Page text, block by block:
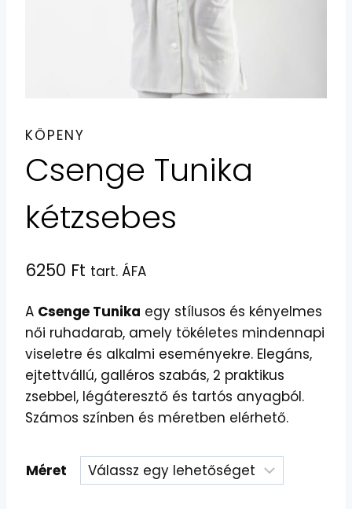
KÖPENY
Csenge Tunika
kétzsebes
6250 Ft tart. ÁFA
A Csenge Tunika egy stílusos és kényelmes
női ruhadarab, amely tökéletes mindennapi
viseletre és alkalmi eseményekre. Elegáns,
ejtettvállú, galléros szabás, 2 praktikus
zsebbel, légáteresztő és tartós anyagból.
Számos színben és méretben elérhető.
Méret